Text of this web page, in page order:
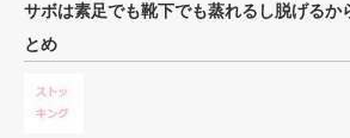
サボは素足でも靴下でも蒸れるし脱げるか
とめ